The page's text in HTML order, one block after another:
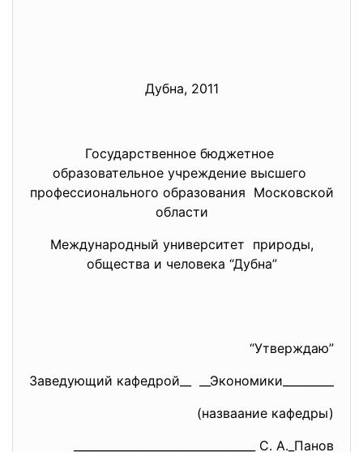
Дубна, 2011
Государственное бюджетное
образовательное учреждение высшего
профессионального образования Московской
области
Международный университет природы,
общества и человека “Дубна”
“Утверждаю”
Заведующий кафедрой__ __Экономики_________
(назваание кафедры)
__ С. А._Панов